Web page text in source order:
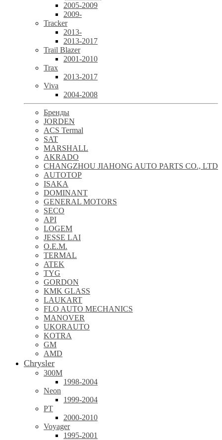
2005-2009
2009-
Tracker
2013-
2013-2017
Trail Blazer
2001-2010
Trax
2013-2017
Viva
2004-2008
Бренды
JORDEN
ACS Termal
SAT
MARSHALL
AKRADO
CHANGZHOU JIAHONG AUTO PARTS CO., LTD
AUTOTOP
ISAKA
DOMINANT
GENERAL MOTORS
SECO
API
LOGEM
JESSE LAI
O.E.M.
TERMAL
ATEK
TYG
GORDON
KMK GLASS
LAUKART
FLO AUTO MECHANICS
MANOVER
UKORAUTO
KOTRA
GM
AMD
Chrysler
300M
1998-2004
Neon
1999-2004
PT
2000-2010
Voyager
1995-2001